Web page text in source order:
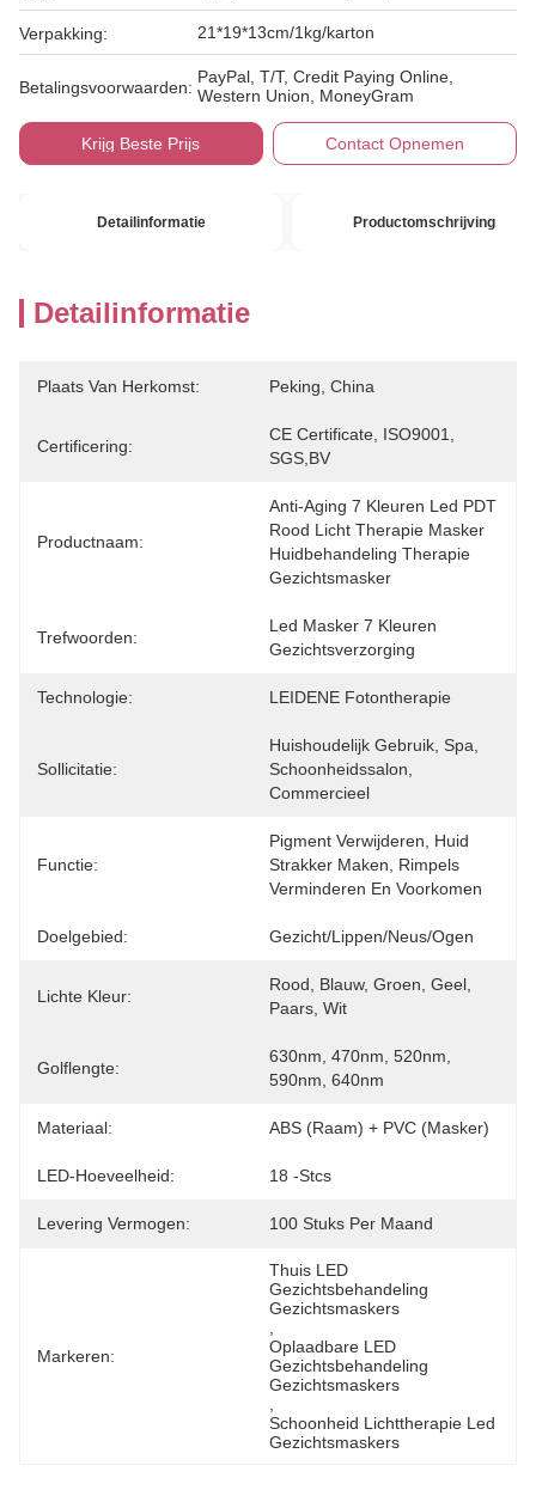
Verpakking: 21*19*13cm/1kg/karton
Betalingsvoorwaarden:
PayPal, T/T, Credit Paying Online,
Western Union, MoneyGram
Krijg Beste Prijs Contact Opnemen
Detailinformatie Productomschrijving
Detailinformatie
Plaats Van Herkomst: Peking, China
Certificering:
CE Certificate, ISO9001,
SGS,BV
Productnaam:
Anti-Aging 7 Kleuren Led PDT
Rood Licht Therapie Masker
Huidbehandeling Therapie
Gezichtsmasker
Trefwoorden:
Led Masker 7 Kleuren
Gezichtsverzorging
Technologie: LEIDENE Fotontherapie
Sollicitatie:
Huishoudelijk Gebruik, Spa,
Schoonheidssalon,
Commercieel
Functie:
Pigment Verwijderen, Huid
Strakker Maken, Rimpels
Verminderen En Voorkomen
Doelgebied: Gezicht/lippen/neus/ogen
Lichte Kleur:
Rood, Blauw, Groen, Geel,
Paars, Wit
Golflengte:
630nm, 470nm, 520nm,
590nm, 640nm
Materiaal: ABS (raam) + PVC (masker)
LED-Hoeveelheid: 18 -stcs
Levering Vermogen: 100 Stuks Per Maand
Markeren:
Thuis LED
Gezichtsbehandeling
Gezichtsmaskers
Oplaadbare LED
Gezichtsbehandeling
Gezichtsmaskers
Schoonheid Lichttherapie Led
Gezichtsmaskers